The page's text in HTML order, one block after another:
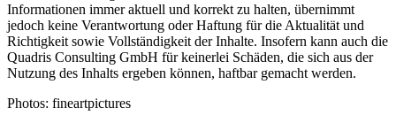
Informationen immer aktuell und korrekt zu halten, übernimmt
jedoch keine Verantwortung oder Haftung für die Aktualität und
Richtigkeit sowie Vollständigkeit der Inhalte. Insofern kann auch die
Quadris Consulting GmbH für keinerlei Schäden, die sich aus der
Nutzung des Inhalts ergeben können, haftbar gemacht werden.
Photos: fineartpictures